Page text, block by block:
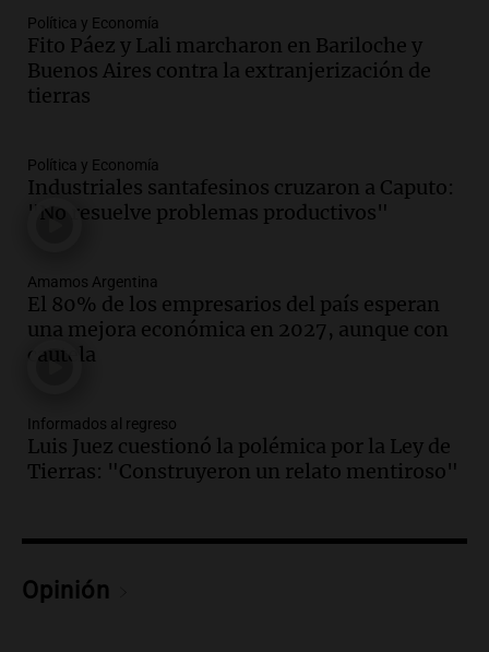
en ludopatía: “Tener el casino en la
mano es muy peligroso”
La Argentina, hoy
Episodios
sobre los parques educativos
Amamos Argentina
Episodios
traerá más lluvias y eventos extremos
durante la primavera
Informados al regreso
Episodios
tras fuertes vientos
Panorama Federal
Episodios
los empresarios del país cree que la
Amamos Argentina
Política y Economía
Fito Páez y Lali marcharon en Bariloche y
Buenos Aires contra la extranjerización de
tierras
Política y Economía
Industriales santafesinos cruzaron a Caputo:
"No resuelve problemas productivos"
Amamos Argentina
El 80% de los empresarios del país esperan
una mejora económica en 2027, aunque con
cautela
Informados al regreso
Luis Juez cuestionó la polémica por la Ley de
Tierras: "Construyeron un relato mentiroso"
Opinión